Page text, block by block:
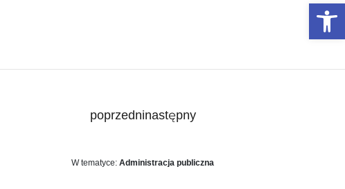
poprzedninastępny
W tematyce: Administracja publiczna